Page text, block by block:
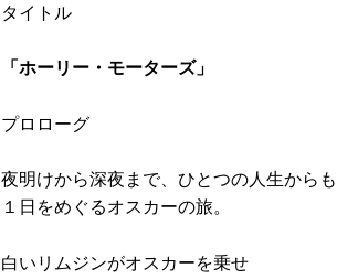
タイトル
「ホーリー・モーターズ」
プロローグ
夜明けから深夜まで、ひとつの人生から
１日をめぐるオスカーの旅。
白いリムジンがオスカーを乗せ